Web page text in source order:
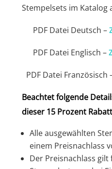
Stempelsets im Katalog
PDF Datei Deutsch –
PDF Datei Englisch –
PDF Datei Französisch
Beachtet folgende
dieser 15 Prozent
Alle ausgewählten
einem Preisnachlass
Der Preisnachlass